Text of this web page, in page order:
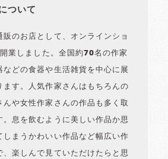
ついて
販のお店として、オンラインショ
業しました。全国約70名の作家
などの食器や生活雑貨を中心に展
ます。人気作家さんはもちろんの
んや女性作家さんの作品も多く取
。息を飲むように美しい作品か思
しまうかわいい作品など幅広い作
、楽しんで見ていただけたらと思